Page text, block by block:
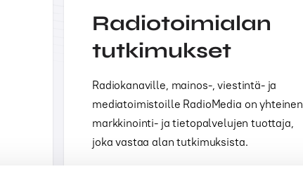
Radiotoimialan
tutkimukset
Radiokanaville, mainos-, viestintä- ja
mediatoimistoille RadioMedia on yhteinen
markkinointi- ja tietopalvelujen tuottaja,
joka vastaa alan tutkimuksista.